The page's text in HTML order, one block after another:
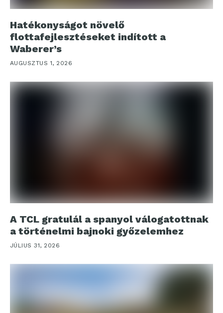
Hatékonyságot növelő
flottafejlesztéseket indított a
Waberer’s
AUGUSZTUS 1, 2026
A TCL gratulál a spanyol válogatottnak
a történelmi bajnoki győzelemhez
JÚLIUS 31, 2026